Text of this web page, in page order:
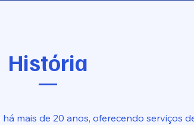
História
mais de 20 anos, oferecendo serviços